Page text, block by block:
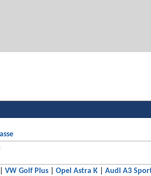
VW Golf Plus Opel Astra K Audi A3